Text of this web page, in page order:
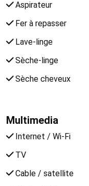
Aspirateur
Fer à repasser
Lave-linge
Sèche-linge
Sèche cheveux
Multimedia
Internet / Wi-Fi
TV
Cable / satellite